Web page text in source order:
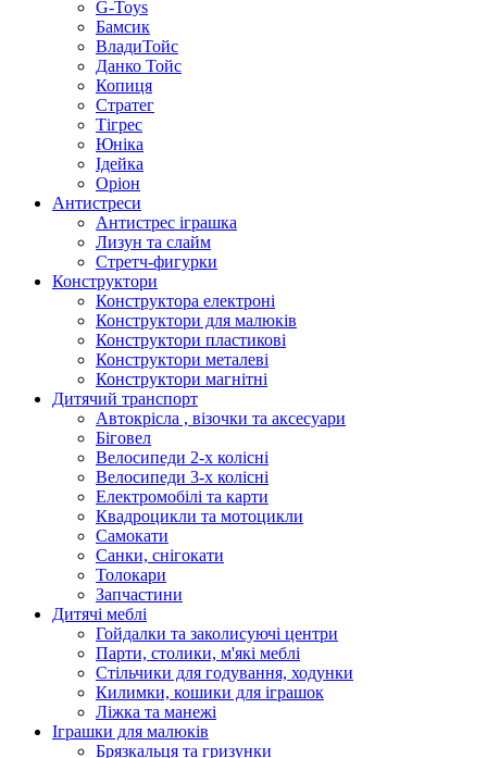
G-Toys
Бамсик
ВладиТойс
Данко Тойс
Копиця
Стратег
Тігрес
Юніка
Ідейка
Оріон
Антистреси
Антистрес іграшка
Лизун та слайм
Стретч-фигурки
Конструктори
Конструктора електроні
Конструктори для малюків
Конструктори пластикові
Конструктори металеві
Конструктори магнітні
Дитячий транспорт
Автокрісла , візочки та аксесуари
Біговел
Велосипеди 2-х колісні
Велосипеди 3-х колісні
Електромобілі та карти
Квадроцикли та мотоцикли
Самокати
Санки, снігокати
Толокари
Запчастини
Дитячі меблі
Гойдалки та заколисуючі центри
Парти, столики, м'які меблі
Стільчики для годування, ходунки
Килимки, кошики для іграшок
Ліжка та манежі
Іграшки для малюків
Брязкальця та гризунки